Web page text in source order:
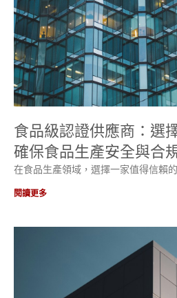
食品級認證供應商：選
確保食品生產安全與合
在食品生產領域，選擇一家值得信賴
閱讀更多